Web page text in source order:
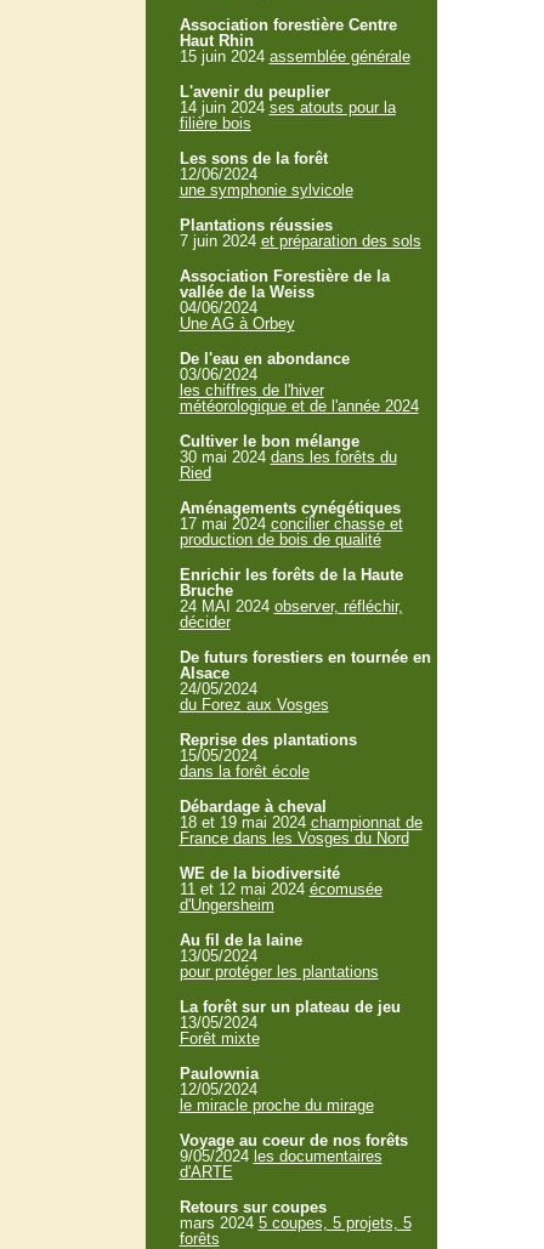
Association forestière Centre
Haut Rhin
15 juin 2024 assemblée générale
L'avenir du peuplier
14 juin 2024 ses atouts pour la
filière bois
Les sons de la forêt
12/06/2024
une symphonie sylvicole
Plantations réussies
7 juin 2024 et préparation des sols
Association Forestière de la
vallée de la Weiss
04/06/2024
Une AG à Orbey
De l'eau en abondance
03/06/2024
les chiffres de l'hiver
météorologique et de l'année 2024
Cultiver le bon mélange
30 mai 2024 dans les forêts du
Ried
Aménagements cynégétiques
17 mai 2024 concilier chasse et
production de bois de qualité
Enrichir les forêts de la Haute
Bruche
24 MAI 2024 observer, réfléchir,
décider
De futurs forestiers en tournée en
Alsace
24/05/2024
du Forez aux Vosges
Reprise des plantations
15/05/2024
dans la forêt école
Débardage à cheval
18 et 19 mai 2024 championnat de
France dans les Vosges du Nord
WE de la biodiversité
11 et 12 mai 2024 écomusée
d'Ungersheim
Au fil de la laine
13/05/2024
pour protéger les plantations
La forêt sur un plateau de jeu
13/05/2024
Forêt mixte
Paulownia
12/05/2024
le miracle proche du mirage
Voyage au coeur de nos forêts
9/05/2024 les documentaires
d'ARTE
Retours sur coupes
mars 2024 5 coupes, 5 projets, 5
forêts